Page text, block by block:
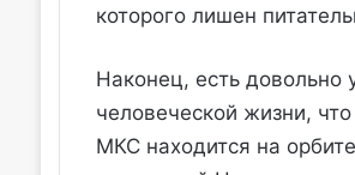
которого лишен
Наконец, есть довольно
человеческой жизни,
МКС находится на